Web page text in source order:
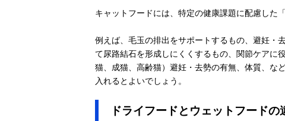
キャットフードには、特定の健康課題に配慮した「
例えば、毛玉の排出をサポートするもの、避妊・
て尿路結石を形成しにくくするもの、関節ケアに
猫、成猫、高齢猫）避妊・去勢の有無、体質、な
入れるとよいでしょう。
ドライフードとウェットフードの